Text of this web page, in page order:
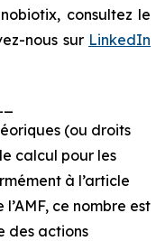
consultez le
nous sur LinkedIn
(ou droits
calcul pour les
à l’article
ce nombre est
des actions